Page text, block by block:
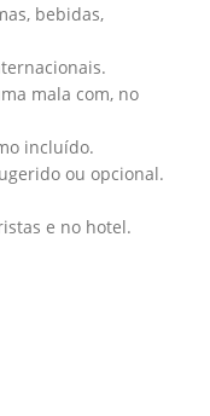
bebidas,
mala com, no
incluído.
ou opcional.
e no hotel.